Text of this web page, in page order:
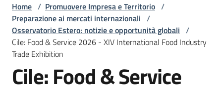
Avviare
Impresa
Gestire
Impresa
Home / Promuovere Impresa e Territorio /
Preparazione ai mercati internazionali /
Osservatorio Estero: notizie e opportunità globali /
Cile: Food & Service 2026 - XIV International Food Industry
Trade Exhibition
Cile: Food & Service